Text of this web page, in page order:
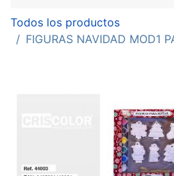
Todos los productos
FIGURAS NAVIDAD MOD1